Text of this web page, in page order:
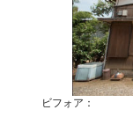
ビフォア：